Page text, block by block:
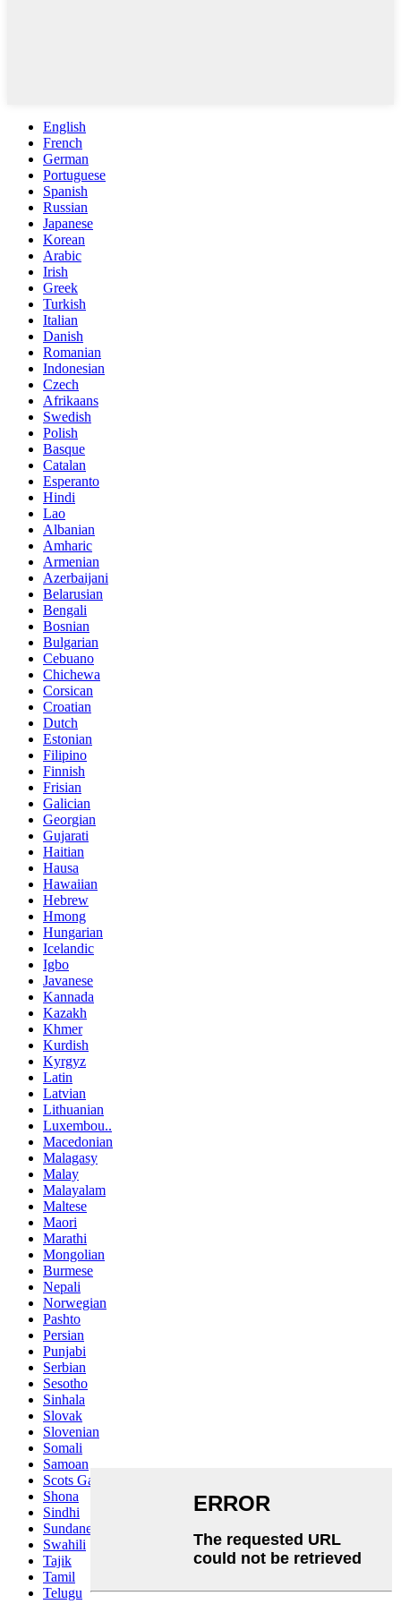
English
French
German
Portuguese
Spanish
Russian
Japanese
Korean
Arabic
Irish
Greek
Turkish
Italian
Danish
Romanian
Indonesian
Czech
Afrikaans
Swedish
Polish
Basque
Catalan
Esperanto
Hindi
Lao
Albanian
Amharic
Armenian
Azerbaijani
Belarusian
Bengali
Bosnian
Bulgarian
Cebuano
Chichewa
Corsican
Croatian
Dutch
Estonian
Filipino
Finnish
Frisian
Galician
Georgian
Gujarati
Haitian
Hausa
Hawaiian
Hebrew
Hmong
Hungarian
Icelandic
Igbo
Javanese
Kannada
Kazakh
Khmer
Kurdish
Kyrgyz
Latin
Latvian
Lithuanian
Luxembou..
Macedonian
Malagasy
Malay
Malayalam
Maltese
Maori
Marathi
Mongolian
Burmese
Nepali
Norwegian
Pashto
Persian
Punjabi
Serbian
Sesotho
Sinhala
Slovak
Slovenian
Somali
Samoan
Scots Gaelic
Shona
Sindhi
Sundanese
Swahili
Tajik
Tamil
Telugu